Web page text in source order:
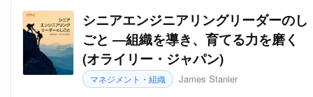
シニアエンジニアリングリーダーのし
ごと ―組織を導き、育てる力を磨く
(オライリー・ジャパン)
マネジメント・組織 James Stanier